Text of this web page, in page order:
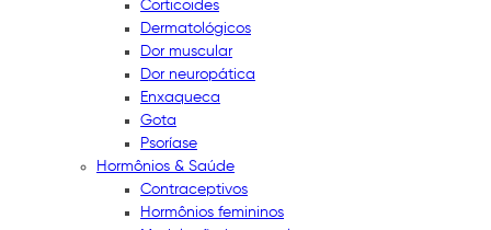
Corticoides
Dermatológicos
Dor muscular
Dor neuropática
Enxaqueca
Gota
Psoríase
Hormônios & Saúde
Contraceptivos
Hormônios femininos